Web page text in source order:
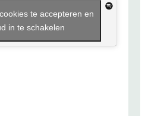
te accepteren en
in te schakelen